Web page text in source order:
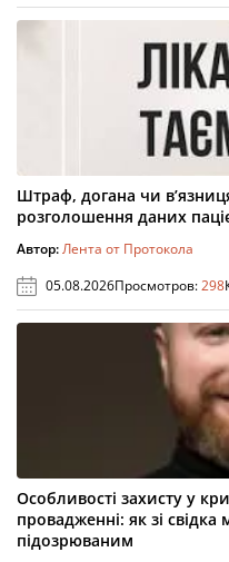
Штраф, догана чи
розголошення даних
Автор:Лента от Протокола
05.08.2026Просмотров:298
Особливості захисту у
провадженні: як зі свідка
підозрюваним